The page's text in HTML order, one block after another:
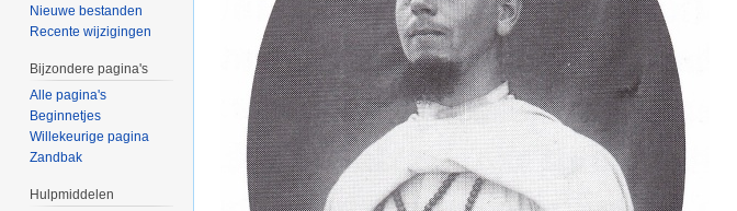
Nieuwe bestanden
Recente wijzigingen
Bijzondere pagina's
Alle pagina's
Beginnetjes
Willekeurige pagina
Zandbak
Hulpmiddelen